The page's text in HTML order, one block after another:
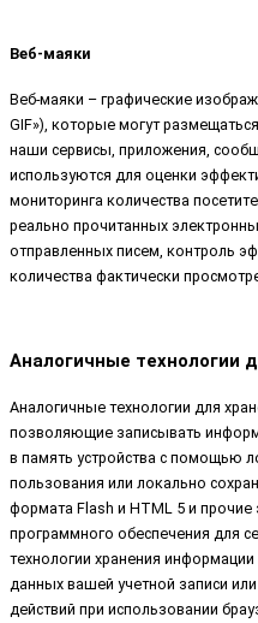
Веб-маяки
Веб-маяки – графические
GIF»), которые могут
наши сервисы, приложения,
используются для оценки
мониторинга количества
реально прочитанных
отправленных писем, контроль
количества фактически
Аналогичные технологии
Аналогичные технологии для
позволяющие записывать
в память устройства с помощью
пользования или локально
формата Flash и HTML 5 и
программного обеспечения для
технологии хранения
данных вашей учетной записи
действий при использовании